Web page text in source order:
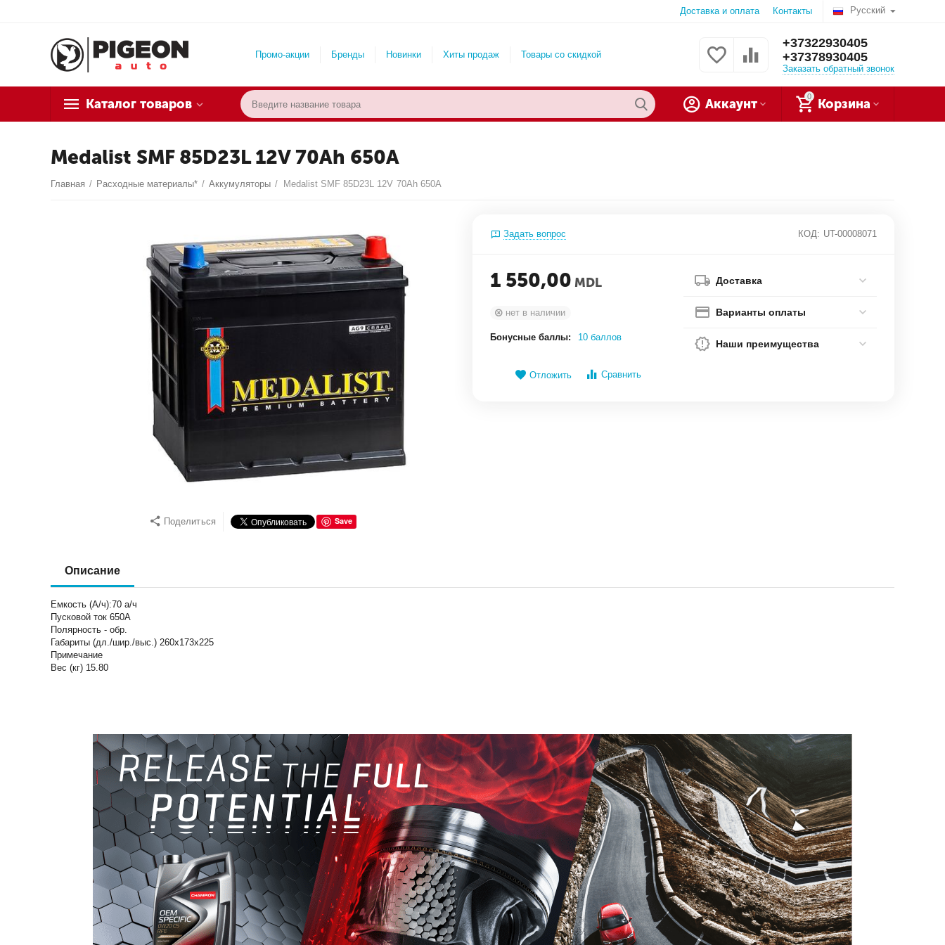
Русский
Доставка и оплата Контакты
Промо-акции Бренды Новинки Хиты продаж Товары со скидкой
+37322930405
+37378930405
Заказать обратный звонок
Каталог товаров
0
Корзина
Аккаунт
Medalist SMF 85D23L 12V 70Ah 650A
Главная / Расходные материалы* / Аккумуляторы / Medalist SMF 85D23L 12V 70Ah 650A
Поделиться Save
Задать вопрос КОД: UT-00008071
1 550,00 MDL
нет в наличии
Бонусные баллы: 10 баллов
Отложить Сравнить
Доставка
Варианты оплаты
Наши преимущества
Описание
Емкость (А/ч):70 а/ч
Пусковой ток 650А
Полярность - обр.
Габариты (дл./шир./выс.) 260х173х225
Примечание
Вес (кг) 15.80